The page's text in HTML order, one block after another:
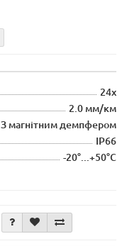
24x
2.0 мм/км
З магнітним демпфером
IP66
-20°...+50°C